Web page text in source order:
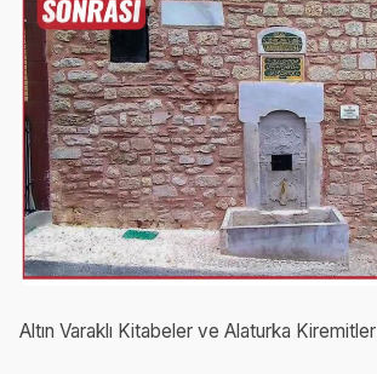
Altın Varaklı Kitabeler ve Alaturka Kiremitler